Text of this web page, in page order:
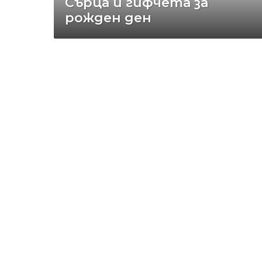
рожден ден